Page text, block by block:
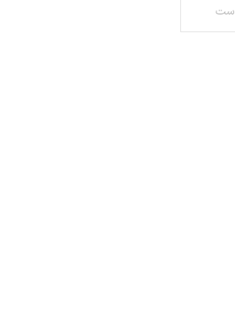
ست